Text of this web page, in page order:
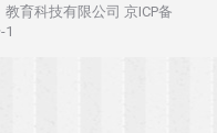
育科技有限公司 京ICP备
1